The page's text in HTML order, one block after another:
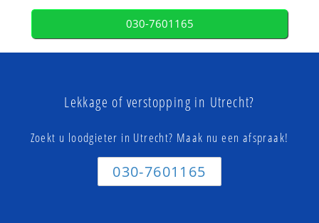
030-7601165
Lekkage of verstopping in Utrecht?
Zoekt u loodgieter in Utrecht? Maak nu een afspraak!
030-7601165